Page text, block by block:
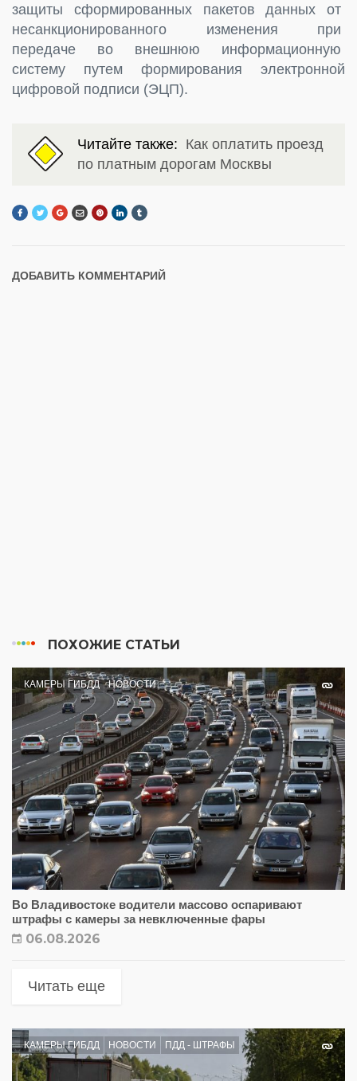
защиты сформированных пакетов данных от
несанкционированного изменения при
передаче во внешнюю информационную
систему путем формирования электронной
цифровой подписи (ЭЦП).
Читайте также: Как оплатить проезд
по платным дорогам Москвы
ДОБАВИТЬ КОММЕНТАРИЙ
ПОХОЖИЕ СТАТЬИ
КАМЕРЫ ГИБДД НОВОСТИ
Во Владивостоке водители массово оспаривают
штрафы с камеры за невключенные фары
06.08.2026
Читать еще
КАМЕРЫ ГИБДД НОВОСТИ ПДД - ШТРАФЫ